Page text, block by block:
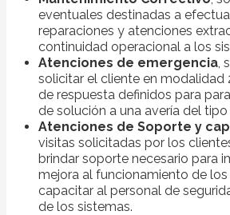
eventuales destinadas a
reparaciones y atenciones
continuidad operacional a los
Atenciones de emergencia ,
solicitar el cliente en modalidad
de respuesta definidos para
de solución a una avería del
Atenciones de Soporte y
visitas solicitadas por los
brindar soporte necesario para
mejora al funcionamiento de los
capacitar al personal de
de los sistemas.